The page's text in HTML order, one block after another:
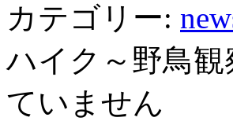
カテゴリー:
ハイク～野鳥
ていません